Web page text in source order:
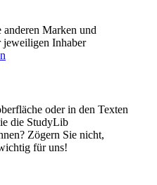
Marken und
jeweiligen Inhaber
oder in den Texten
die StudyLib
Zögern Sie nicht,
für uns!